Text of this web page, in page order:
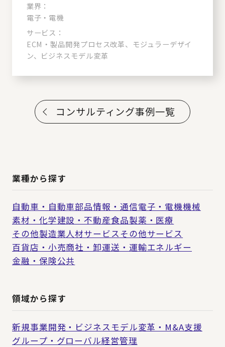
業界：
電子・電機
サービス：
ECM・製品開発プロセス改革、モジュラーデザイ
ン、ビジネスモデル変革
コンサルティング事例一覧
業種から探す
自動車・自動車部品情報・通信電子・電機機械
素材・化学建設・不動産食品製薬・医療
その他製造業人材サービスその他サービス
百貨店・小売商社・卸運送・運輸エネルギー
金融・保険公共
領域から探す
新規事業開発・ビジネスモデル変革・M&A支援
グループ・グローバル経営管理